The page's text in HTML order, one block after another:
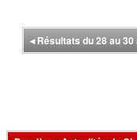
◂Résultats du 28 au 30